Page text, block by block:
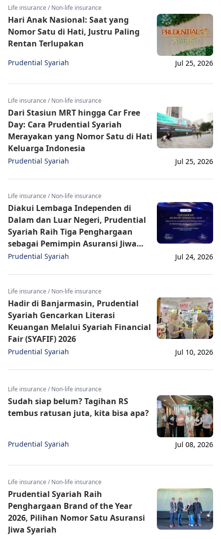
Life insurance / Non-life insurance
Hari Anak Nasional: Saat yang
Nomor Satu di Hati, Justru Paling
Rentan Terlupakan
Prudential Syariah Jul 25, 2026
Life insurance / Non-life insurance
Dari Stasiun MRT hingga Car Free
Day: Cara Prudential Syariah
Merayakan yang Nomor Satu di Hati
Keluarga Indonesia
Prudential Syariah Jul 25, 2026
Life insurance / Non-life insurance
Diakui Lembaga Independen di
Dalam dan Luar Negeri, Prudential
Syariah Raih Tiga Penghargaan
sebagai Pemimpin Asuransi Jiwa
Syariah Indonesia
Prudential Syariah Jul 24, 2026
Life insurance / Non-life insurance
Hadir di Banjarmasin, Prudential
Syariah Gencarkan Literasi
Keuangan Melalui Syariah Financial
Fair (SYAFIF) 2026
Prudential Syariah Jul 10, 2026
Life insurance / Non-life insurance
Sudah siap belum? Tagihan RS
tembus ratusan juta, kita bisa apa?
Prudential Syariah Jul 08, 2026
Life insurance / Non-life insurance
Prudential Syariah Raih
Penghargaan Brand of the Year
2026, Pilihan Nomor Satu Asuransi
Jiwa Syariah